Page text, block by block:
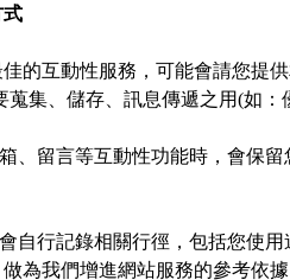
式
的互動性服務，可能會請您提
集、儲存、訊息傳遞之用(如：
、留言等互動性功能時，會保
自行記錄相關行徑，包括您使
為我們增進網站服務的參考依